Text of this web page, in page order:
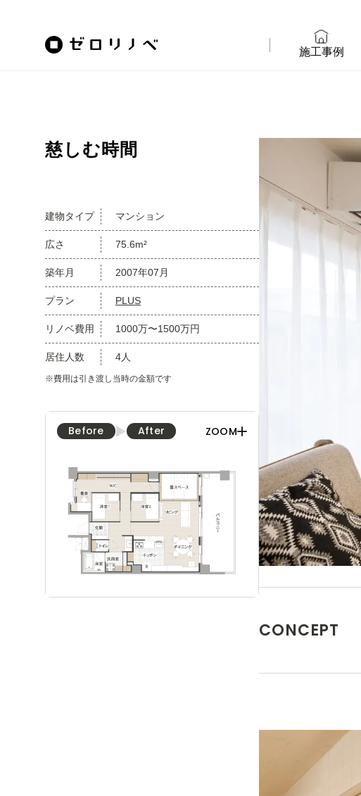
施工事例
慈しむ時間
建物タイプ マンション
広さ 75.6m²
築年月 2007年07月
プラン PLUS
リノベ費用 1000万〜1500万円
居住人数 4人
※費用は引き渡し当時の金額です
Before After ZOOM
CONCEPT